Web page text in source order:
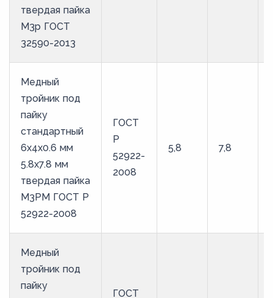
твердая пайка
М3р ГОСТ
32590-2013
Медный
тройник под
пайку
стандартный
6х4х0.6 мм
5.8х7.8 мм
твердая пайка
М3РМ ГОСТ Р
52922-2008
ГОСТ
Р
52922-
2008
5,8 7,8
Медный
тройник под
пайку
ГОСТ